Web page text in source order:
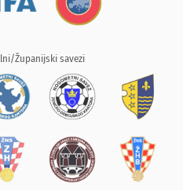
Županijski savezi